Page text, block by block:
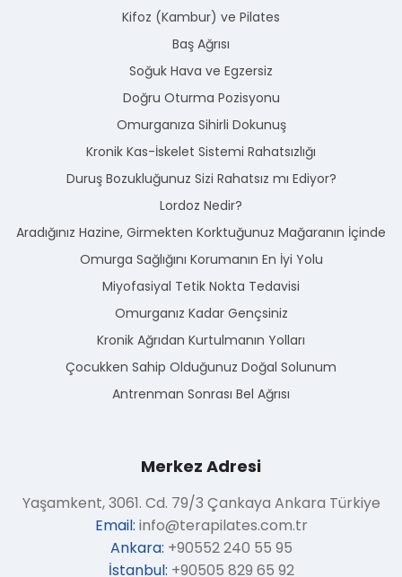
Kifoz (Kambur) ve Pilates
Baş Ağrısı
Soğuk Hava ve Egzersiz
Doğru Oturma Pozisyonu
Omurganıza Sihirli Dokunuş
Kronik Kas-İskelet Sistemi Rahatsızlığı
Duruş Bozukluğunuz Sizi Rahatsız mı Ediyor?
Lordoz Nedir?
Aradığınız Hazine, Girmekten Korktuğunuz Mağaranın İçinde
Omurga Sağlığını Korumanın En İyi Yolu
Miyofasiyal Tetik Nokta Tedavisi
Omurganız Kadar Gençsiniz
Kronik Ağrıdan Kurtulmanın Yolları
Çocukken Sahip Olduğunuz Doğal Solunum
Antrenman Sonrası Bel Ağrısı
Merkez Adresi
Yaşamkent, 3061. Cd. 79/3 Çankaya Ankara Türkiye
Email: info@terapilates.com.tr
Ankara: +90552 240 55 95
İstanbul: +90505 829 65 92